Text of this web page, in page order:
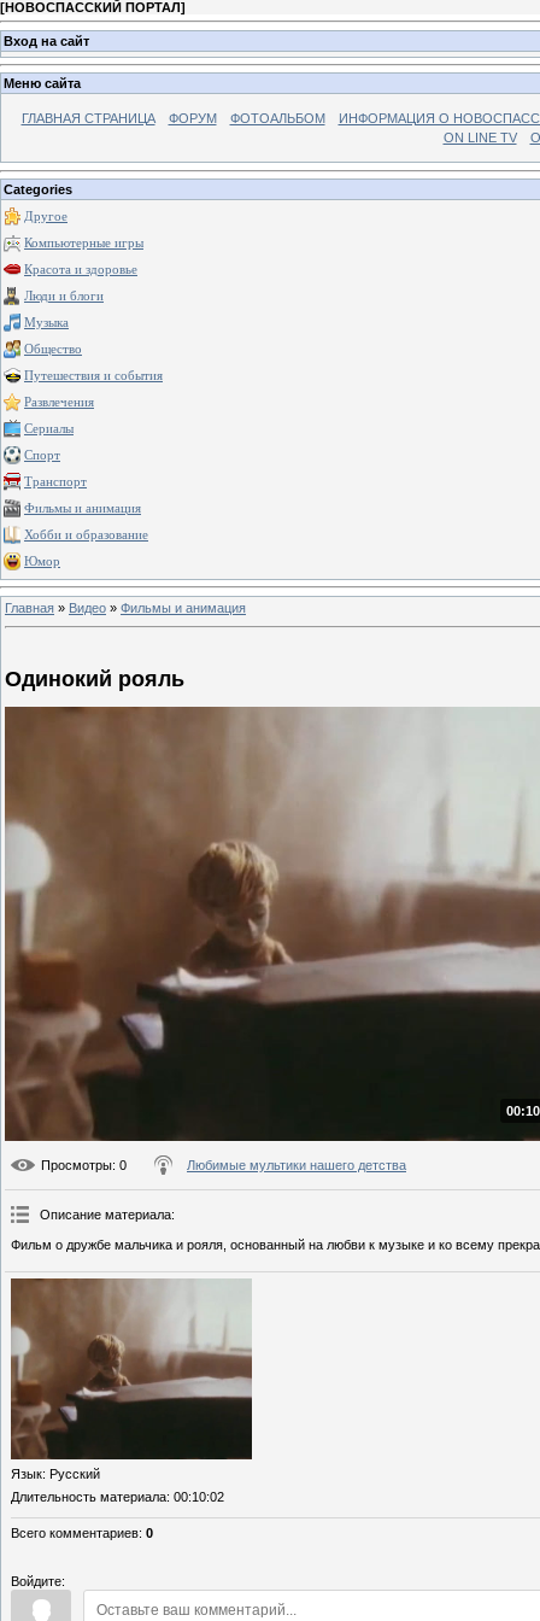
[НОВОСПАССКИЙ ПОРТАЛ]
Вход на сайт
Меню сайта
ГЛАВНАЯ СТРАНИЦА ФОРУМ ФОТОАЛЬБОМ
ИНФОРМАЦИЯ О
ON LINE TV
Categories
Другое
Компьютерные игры
Красота и здоровье
Люди и блоги
Музыка
Общество
Путешествия и события
Развлечения
Сериалы
Спорт
Транспорт
Фильмы и анимация
Хобби и образование
Юмор
Главная » Видео » Фильмы и анимация
Одинокий рояль
Просмотры: 0 Любимые мультики нашего детства
Описание материала:
Фильм о дружбе мальчика и рояля, основанный на любви к музыке и ко всему
Язык: Русский
Длительность материала: 00:10:02
Всего комментариев: 0
Войдите: